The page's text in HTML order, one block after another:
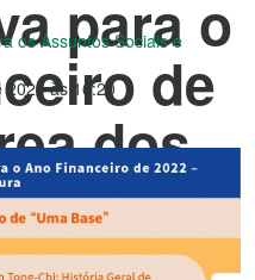
para o
de
dos
Nos
os Assuntos Sociais e
2021 às 16:20